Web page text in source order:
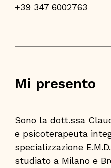
+39 347 6002763
Mi presento
Sono la dott.ssa
e psicoterapeuta
specializzazione
studiato a Milano e